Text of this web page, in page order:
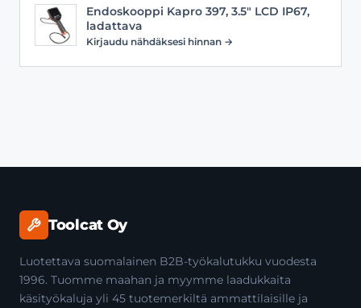
Endoskooppi Kapro 397, 3.5" LCD IP67,
ladattava
Kirjaudu nähdäksesi hinnan →
Toolcat Oy
Luotettava suomalainen B2B-työkalutukku vuodesta
1996. Tuomme maahan ja myymme laadukkaita
käsityökaluja yli 45 tuotemerkiltä ammattilaisille ja